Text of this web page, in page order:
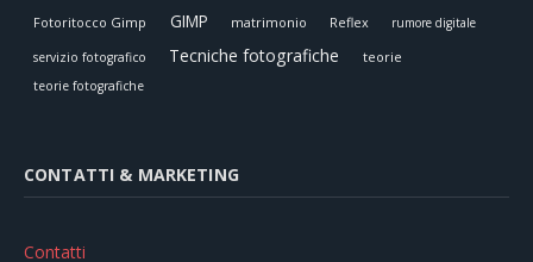
Fotoritocco Gimp GIMP matrimonio Reflex rumore digitale
servizio fotografico Tecniche fotografiche teorie
teorie fotografiche
CONTATTI & MARKETING
Contatti